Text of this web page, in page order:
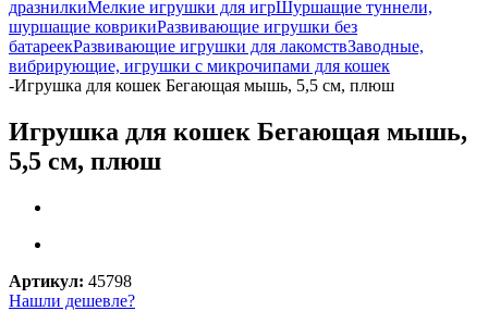
дразнилкиМелкие игрушки для игрШуршащие туннели,
шуршащие коврикиРазвивающие игрушки без
батареекРазвивающие игрушки для лакомствЗаводные,
вибрирующие, игрушки с микрочипами для кошек
-Игрушка для кошек Бегающая мышь, 5,5 см, плюш
Игрушка для кошек Бегающая мышь,
5,5 см, плюш
Артикул: 45798
Нашли дешевле?